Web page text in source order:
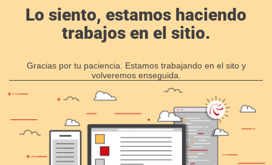
Lo siento, estamos haciendo
trabajos en el sitio.
Gracias por tu paciencia. Estamos trabajando en el sito y
volveremos enseguida.